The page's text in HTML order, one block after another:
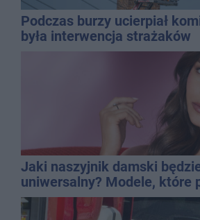
Podczas burzy ucierpiał
była interwencja strażaków
Jaki naszyjnik damski
uniwersalny? Modele, które
wielu stylizacji